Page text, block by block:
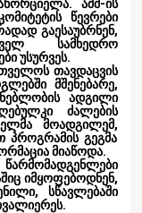
აშშ-ის
წევრები
გაესაუბრნენ,
სამხედრო
უსურვეს.
თავდაცვის
მშენებარე,
ადგილი
ძალების
მოადგილემ,
პროგრამის გეგმა
მიაწოდა.
იმყოფებოდნენ,
სწავლებაში